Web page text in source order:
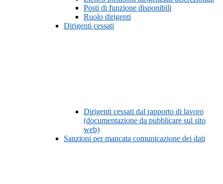
Posti di funzione disponibili
Ruolo dirigenti
Dirigenti cessati
Dirigenti cessati dal rapporto di lavoro
(documentazione da pubblicare sul sito
web)
Sanzioni per mancata comunicazione dei dati